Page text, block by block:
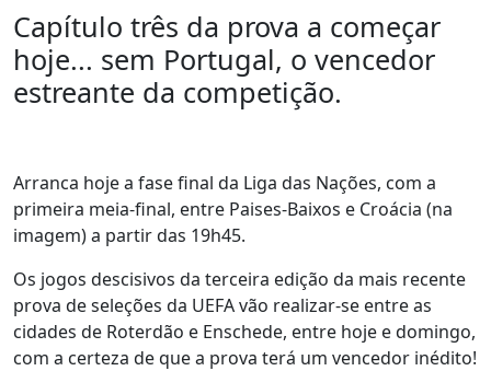
Capítulo três da prova a começar
hoje... sem Portugal, o vencedor
estreante da competição.
Arranca hoje a fase final da Liga das Nações, com a
primeira meia-final, entre Paises-Baixos e Croácia (na
imagem) a partir das 19h45.
Os jogos descisivos da terceira edição da mais recente
prova de seleções da UEFA vão realizar-se entre as
cidades de Roterdão e Enschede, entre hoje e domingo,
com a certeza de que a prova terá um vencedor inédito!